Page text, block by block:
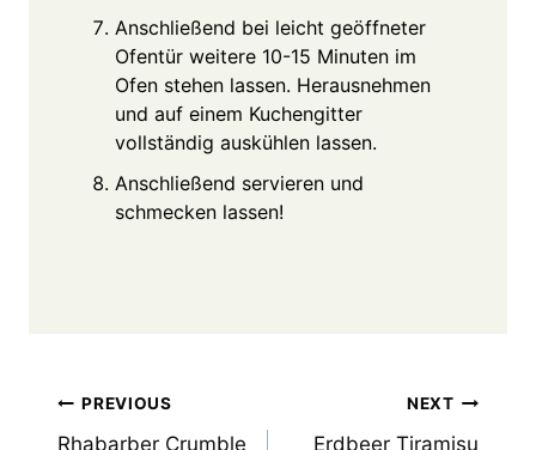
Anschließend bei leicht geöffneter
Ofentür weitere 10-15 Minuten im
Ofen stehen lassen. Herausnehmen
und auf einem Kuchengitter
vollständig auskühlen lassen.
Anschließend servieren und
schmecken lassen!
Post
PREVIOUS
Rhabarber Crumble
NEXT
Erdbeer Tiramisu